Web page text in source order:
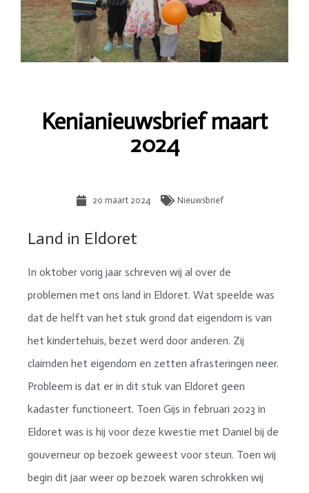
Kenianieuwsbrief maart
2024
20 maart 2024 Nieuwsbrief
Land in Eldoret
In oktober vorig jaar schreven wij al over de
problemen met ons land in Eldoret. Wat speelde was
dat de helft van het stuk grond dat eigendom is van
het kindertehuis, bezet werd door anderen. Zij
claimden het eigendom en zetten afrasteringen neer.
Probleem is dat er in dit stuk van Eldoret geen
kadaster functioneert. Toen Gijs in februari 2023 in
Eldoret was is hij voor deze kwestie met Daniel bij de
gouverneur op bezoek geweest voor steun. Toen wij
begin dit jaar weer op bezoek waren schrokken wij